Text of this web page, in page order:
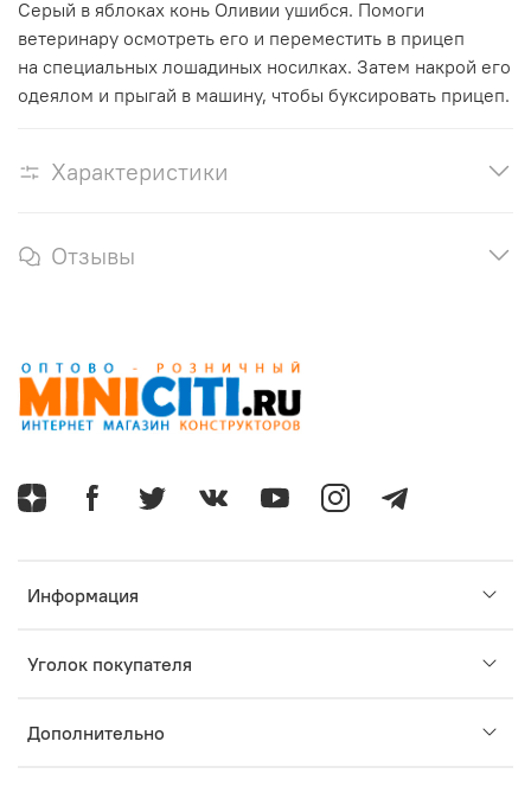
Серый в яблоках конь Оливии ушибся. Помоги
ветеринару осмотреть его и переместить в прицеп
на специальных лошадиных носилках. Затем накрой его
одеялом и прыгай в машину, чтобы буксировать прицеп.
Характеристики
Отзывы
Информация
Уголок покупателя
Дополнительно